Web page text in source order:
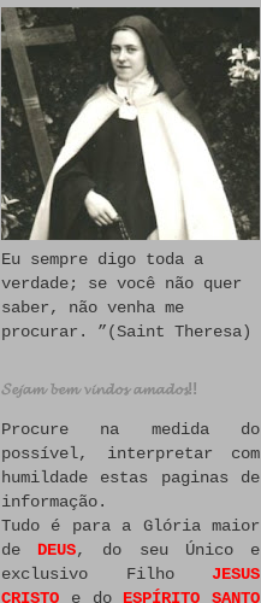
Eu sempre digo toda a
verdade; se você não quer
saber, não venha me
procurar. ”(Saint Theresa)
𝓢𝓮𝓳𝓪𝓶 𝓫𝓮𝓶 𝓿𝓲𝓷𝓭𝓸𝓼 𝓪𝓶𝓪𝓭𝓸𝓼!!
Procure na medida do
possível, interpretar com
humildade estas paginas de
informação.
Tudo é para a Glória maior
de DEUS, do seu Único e
exclusivo Filho JESUS
CRISTO e do ESPÍRITO SANTO